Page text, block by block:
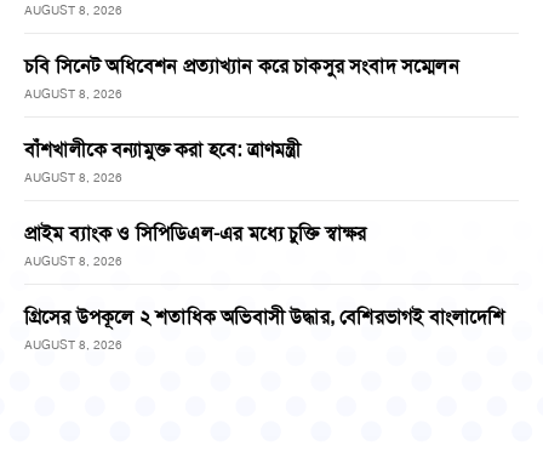
AUGUST 8, 2026
চবি সিনেট অধিবেশন প্রত্যাখ্যান করে চাকসুর সংবাদ সম্মেলন
AUGUST 8, 2026
বাঁশখালীকে বন্যামুক্ত করা হবে: ত্রাণমন্ত্রী
AUGUST 8, 2026
প্রাইম ব্যাংক ও সিপিডিএল-এর মধ্যে চুক্তি স্বাক্ষর
AUGUST 8, 2026
গ্রিসের উপকূলে ২ শতাধিক অভিবাসী উদ্ধার, বেশিরভাগই বাংলাদেশি
AUGUST 8, 2026